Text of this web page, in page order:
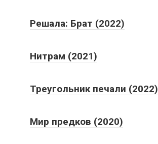
Решала: Брат (2022)
Нитрам (2021)
Треугольник печали (2022)
Мир предков (2020)